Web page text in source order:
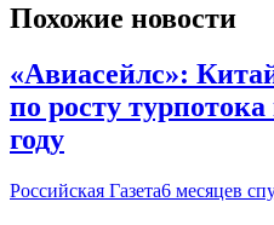
Похожие новости
«Авиасейлс»:
по росту
году
Российская Газета6 месяцев